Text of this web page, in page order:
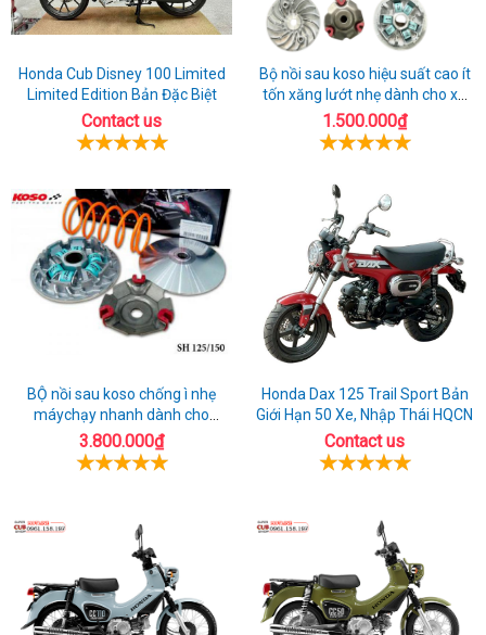
Honda Cub Disney 100 Limited
Limited Edition Bản Đặc Biệt
Contact us
Bộ nồi sau koso hiệu suất cao ít
tốn xăng lướt nhẹ dành cho xe
honda AIrblade 150
1.500.000₫
BỘ nồi sau koso chống ì nhẹ
máychạy nhanh dành cho
honda Sh 150
3.800.000₫
Honda Dax 125 Trail Sport Bản
Giới Hạn 50 Xe, Nhập Thái HQCN
Contact us